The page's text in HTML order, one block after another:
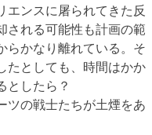
エンスに屠られてきた反
される可能性も計画の範
らかなり離れている。そ
たとしても、時間はかか
としたら？
の戦士たちが土煙をあ